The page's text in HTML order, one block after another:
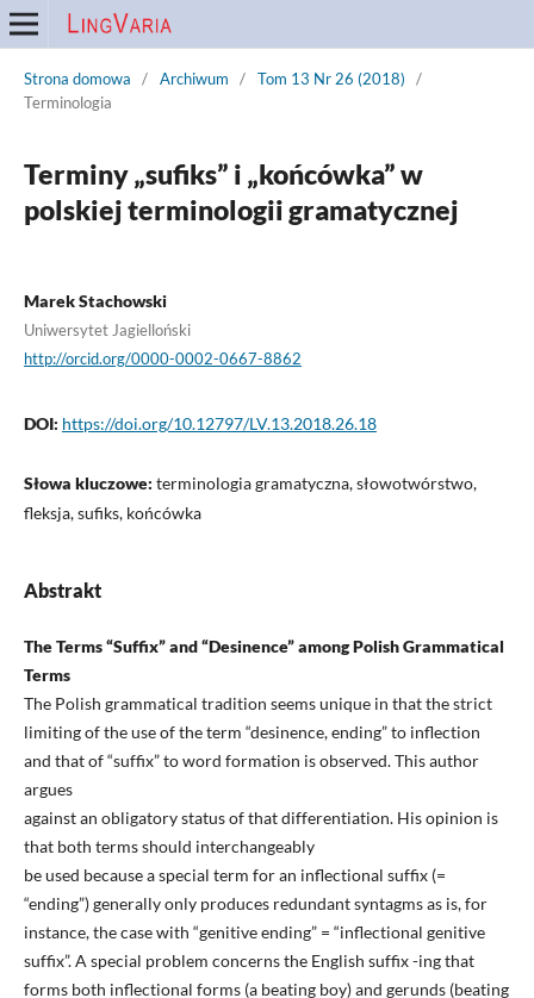
Strona domowa / Archiwum / Tom 13 Nr 26 (2018)
/
Terminologia
Terminy „sufiks” i „końcówka” w
polskiej terminologii gramatycznej
Marek Stachowski
Uniwersytet Jagielloński
http://orcid.org/0000-0002-0667-8862
DOI: https://doi.org/10.12797/LV.13.2018.26.18
Słowa kluczowe: terminologia gramatyczna, słowotwórstwo,
fleksja, sufiks, końcówka
Abstrakt
The Terms “Suffix” and “Desinence” among Polish Grammatical
Terms
The Polish grammatical tradition seems unique in that the strict
limiting of the use of the term “desinence, ending” to inflection
and that of “suffix” to word formation is observed. This author
argues
against an obligatory status of that differentiation. His opinion is
that both terms should interchangeably
be used because a special term for an inflectional suffix (=
“ending”) generally only produces redundant syntagms as is, for
instance, the case with “genitive ending” = “inflectional genitive
suffix”. A special problem concerns the English suffix -ing that
forms both inflectional forms (a beating boy) and gerunds (beating